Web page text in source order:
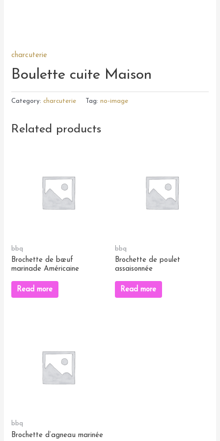
charcuterie
Boulette cuite Maison
Category:charcuterie Tag:no-image
Related products
bbq
Brochette de bœuf
marinade Américaine
Read more
bbq
Brochette de poulet
assaisonnée
Read more
bbq
Brochette d’agneau marinée